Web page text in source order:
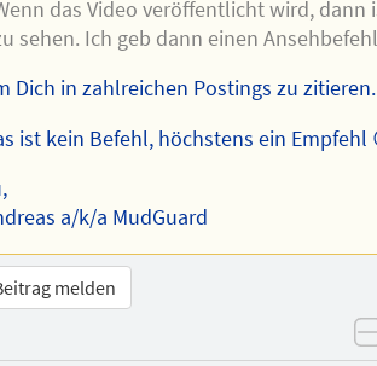
das Video veröffentlicht wird, dann
sehen. Ich geb dann einen
Dich in zahlreichen Postings zu zitieren.
ist kein Befehl, höchstens ein Empfehl
a/k/a MudGuard
melden